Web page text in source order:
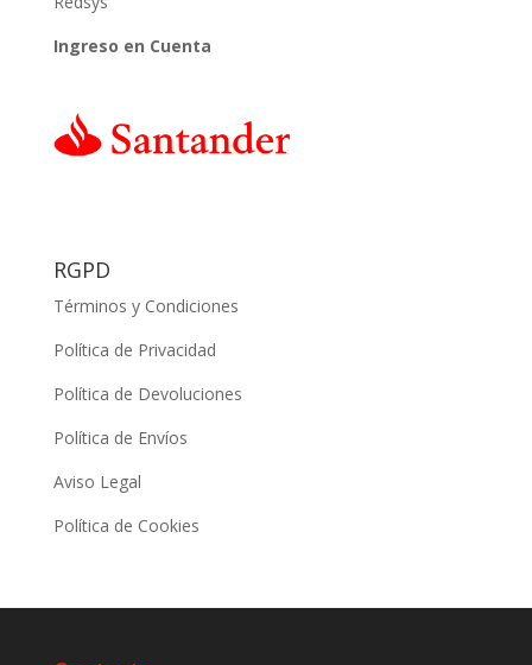
Ingreso en Cuenta
RGPD
Términos y Condiciones
Política de Privacidad
Política de Devoluciones
Política de Envíos
Aviso Legal
Política de Cookies